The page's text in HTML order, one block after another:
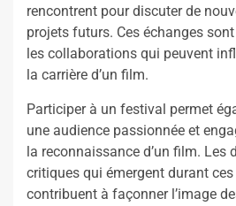
rencontrent pour discuter de
projets futurs. Ces échanges
les collaborations qui peuvent
la carrière d’un film.
Participer à un festival permet
une audience passionnée et
la reconnaissance d’un film. Les
critiques qui émergent durant
contribuent à façonner l’image